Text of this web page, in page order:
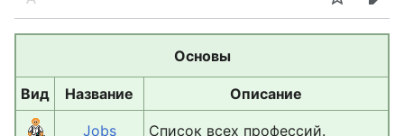
Язык Следить
Основы
Вид Название Описание
Jobs Список всех профессий.